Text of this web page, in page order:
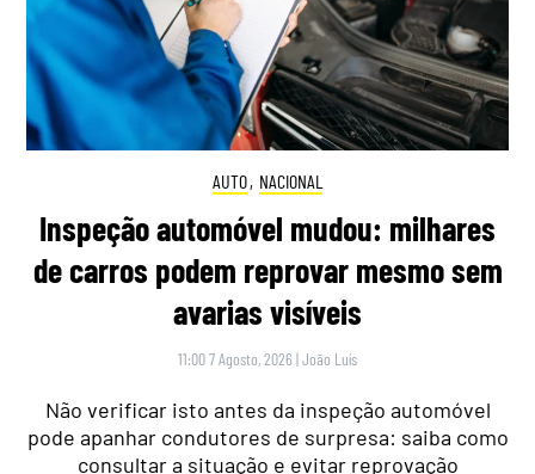
AUTO, NACIONAL
Inspeção automóvel mudou: milhares
de carros podem reprovar mesmo sem
avarias visíveis
11:00 7 Agosto, 2026 |João Luís
Não verificar isto antes da inspeção automóvel
pode apanhar condutores de surpresa: saiba como
consultar a situação e evitar reprovação